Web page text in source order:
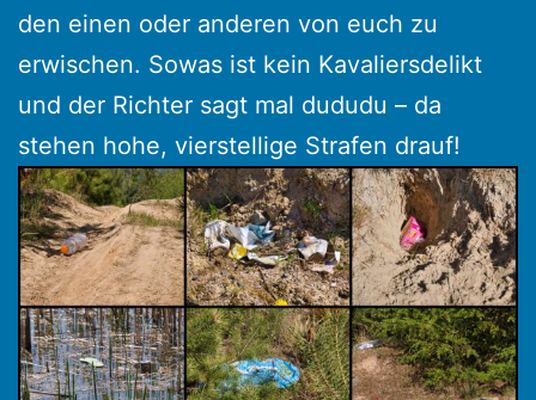
den einen oder anderen von euch zu
erwischen. Sowas ist kein Kavaliersdelikt
und der Richter sagt mal dududu – da
stehen hohe, vierstellige Strafen drauf!